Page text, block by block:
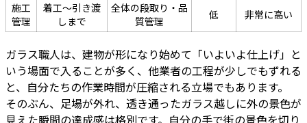
施工
管理
着工〜引き渡
しまで
全体の段取り・品
質管理
低 非常に高い
ガラス職人は、建物が形になり始めて「いよいよ仕上げ」と
いう場面で入ることが多く、他業者の工程が少しでもずれる
と、自分たちの作業時間が圧縮される立場でもあります。
そのぶん、足場が外れ、透き通ったガラス越しに外の景色が